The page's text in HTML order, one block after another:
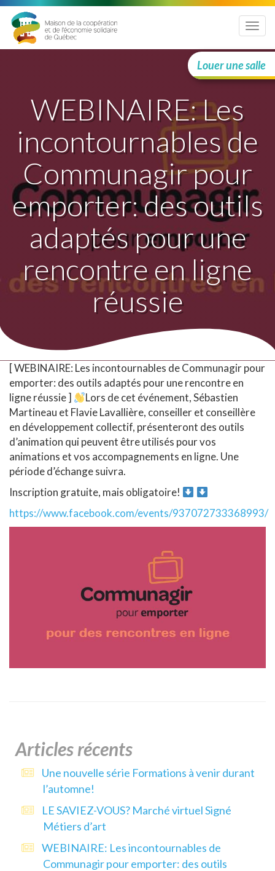
Menu
Louer une salle
WEBINAIRE: Les
incontournables de
Communagir pour
emporter: des outils
adaptés pour une
rencontre en ligne
réussie
[ WEBINAIRE: Les incontournables de Communagir pour
emporter: des outils adaptés pour une rencontre en
ligne réussie ]
Lors de cet événement, Sébastien
Martineau et Flavie Lavallière, conseiller et conseillère
en développement collectif, présenteront des outils
d’animation qui peuvent être utilisés pour vos
animations et vos accompagnements en ligne. Une
période d’échange suivra.
Inscription gratuite, mais obligatoire!
https://www.facebook.com/events/937072733368993/
Articles récents
Une nouvelle série Formations à venir durant
l’automne!
LE SAVIEZ-VOUS? Marché virtuel Signé
Métiers d’art
WEBINAIRE: Les incontournables de
Communagir pour emporter: des outils